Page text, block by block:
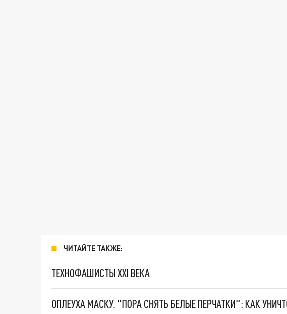
ЧИТАЙТЕ ТАКЖЕ:
ТЕХНОФАШИСТЫ XXI ВЕКА
ОПЛЕУХА МАСКУ. "ПОРА СНЯТЬ БЕЛЫЕ ПЕРЧАТКИ": КАК